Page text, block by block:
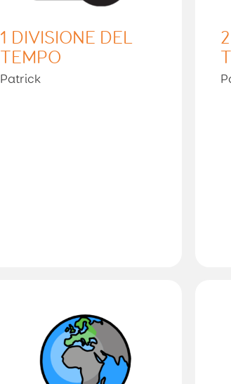
1 DIVISIONE DEL
TEMPO
Patrick